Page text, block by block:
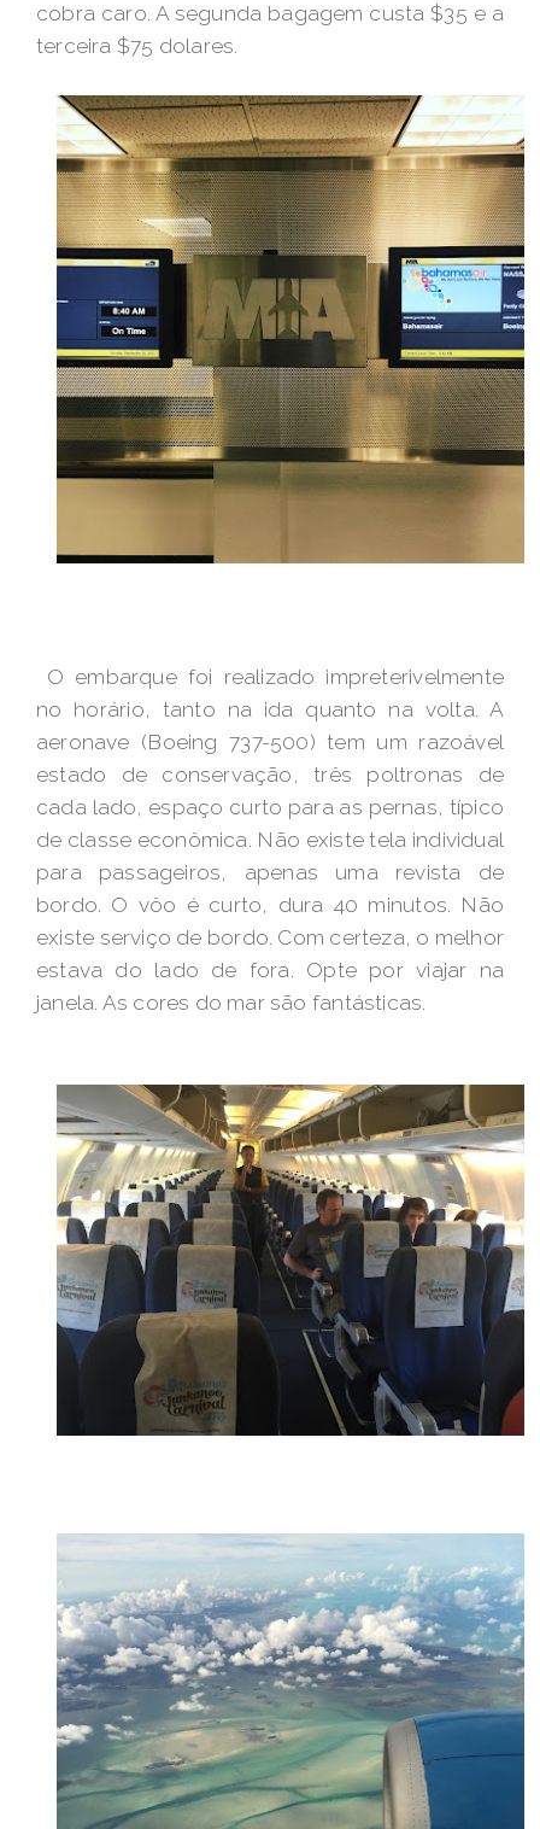
cobra caro. A segunda bagagem custa $35 e a
terceira $75 dolares.
O embarque foi realizado impreterivelmente
no horário, tanto na ida quanto na volta. A
aeronave (Boeing 737-500) tem um razoável
estado de conservação, três poltronas de
cada lado, espaço curto para as pernas, típico
de classe econômica. Não existe tela individual
para passageiros, apenas uma revista de
bordo. O vôo é curto, dura 40 minutos. Não
existe serviço de bordo. Com certeza, o melhor
estava do lado de fora. Opte por viajar na
janela. As cores do mar são fantásticas.